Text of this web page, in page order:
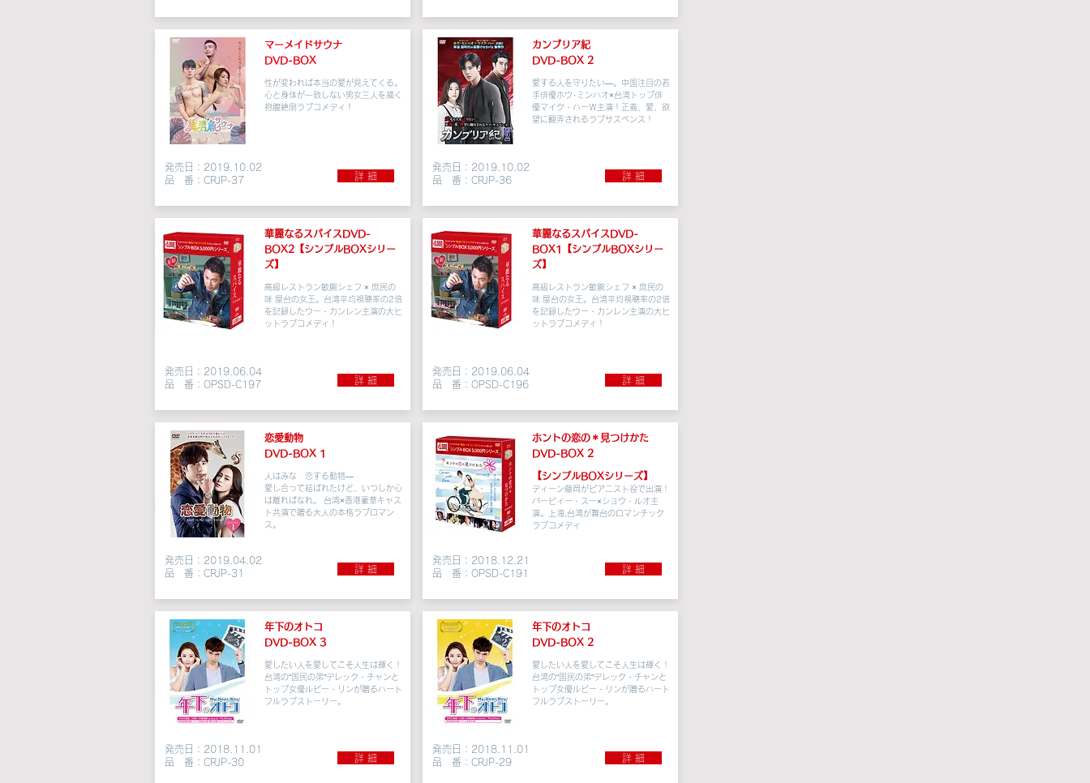
マーメイドサウナ
DVD-BOX
性が変われば本当の愛が見えてくる。
心と身体が一致しない男女三人を描く
抱腹絶倒ラブコメディ！
発売日：2019.10.02
品 番：CRJP-37
詳 細
華麗なるスパイス DVD-
BOX2【シンプルBOXシリー
ズ】
高級レストラン敏腕シェフ × 庶民の
味 屋台の女王。台湾平均視聴率の2倍
を記録したウー・カンレン主演の大ヒ
ットラブコメディ！
発売日：2019.06.04
品 番：OPSD-C197
詳 細
恋愛動物
DVD-BOX 1
人はみな 恋する動物―
愛し合って結ばれたけど、いつしか心
は離ればなれ。 台湾×香港豪華キャス
ト共演で贈る大人の本格ラブロマン
ス。
発売日：2019.04.02
品 番：CRJP-31
詳 細
年下のオトコ
DVD-BOX 3
愛したい人を愛してこそ人生は輝く！
台湾の“国民の弟”デレック・チャンと
トップ女優ルビー・リンが贈るハート
フルラブストーリー。
発売日：2018.11.01
品 番：CRJP-30
詳 細
カンブリア紀
DVD-BOX 2
愛する人を守りたい―。中国注目の若
手俳優ホウ･ミンハオ×台湾トップ俳
優マイク・ハーＷ主演！正義、愛、欲
望に翻弄されるラブサスペンス！
発売日：2019.10.02
品 番：CRJP-36
詳 細
華麗なるスパイスDVD-
BOX1【シンプルBOXシリー
ズ】
高級レストラン敏腕シェフ × 庶民の
味 屋台の女王。 台湾平均視聴率の2倍
を記録したウー・カンレン主演の大ヒ
ットラブコメディ！
発売日：2019.06.04
品 番：OPSD-C196
詳 細
ホントの恋の＊見つけかた
DVD-BOX 2
【シンプルBOXシリーズ】
ディーン藤岡がピアニスト役で出演！
バービィー・スー×ショウ・ルオ主
演。上海,台湾が舞台のロマンチック
ラブコメディ
発売日：2018.12.21
品 番：OPSD-C191
詳 細
年下のオトコ
DVD-BOX 2
愛したい人を愛してこそ人生は輝く！
台湾の“国民の弟”デレック・チャンと
トップ女優ルビー・リンが贈るハート
フルラブストーリー。
発売日：2018.11.01
品 番：CRJP-29
詳 細